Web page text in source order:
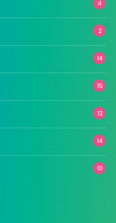
4
2
14
15
12
14
10